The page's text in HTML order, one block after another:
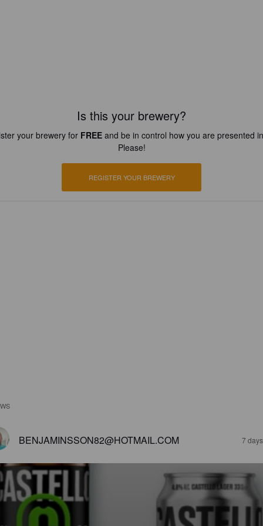
Is this your brewery?
your brewery for FREEand be in control how you are presented
Please!
REGISTER YOUR BREWERY
BENJAMINSSON82@HOTMAIL.COM 7